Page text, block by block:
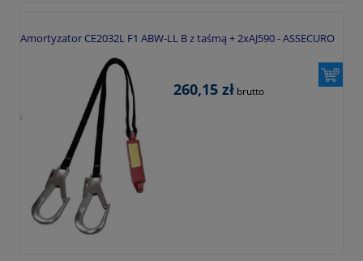
Amortyzator CE2032L F1 ABW-LL B z taśmą + 2xAJ590 - ASSECURO
260,15 zł brutto